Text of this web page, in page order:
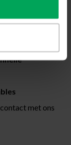
met ons